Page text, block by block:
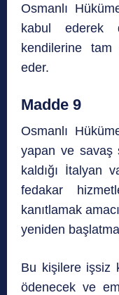
Osmanlı
kabul ederek
kendilerine
eder.
Madde 9
Osmanlı
yapan ve savaş
kaldığı İtalyan
fedakar
kanıtlamak
yeniden
Bu kişilere işsiz
ödenecek ve